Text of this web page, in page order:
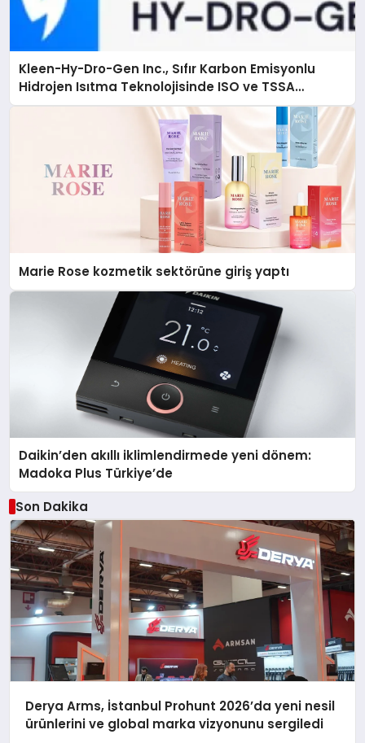
Kleen-Hy-Dro-Gen Inc., Sıfır Karbon Emisyonlu
Hidrojen Isıtma Teknolojisinde ISO ve TSSA
Düzenleyici Onaylarını Aldı
Marie Rose kozmetik sektörüne giriş yaptı
Daikin’den akıllı iklimlendirmede yeni dönem:
Madoka Plus Türkiye’de
Son Dakika
Derya Arms, İstanbul Prohunt 2026’da yeni nesil
ürünlerini ve global marka vizyonunu sergiledi